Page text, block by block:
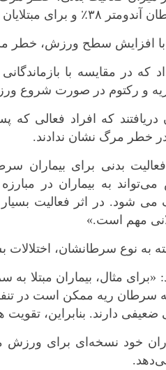
سرطان ریه ۴۴٪ کاهش می‌دهد.
با افزایش سطح ورزش، خطر
که در مقایسه با
در صورت شروع ورزش، ۴۲٪ و ۴۹٪ خطر مرگ کمتری
دریافتند که افراد فعالی
خطر مرگ نشان ندادند.
بدنی برای بیماران
به بیماران در
شود. در اثر فعالیت بسیار
مهم است.»
به نوع سرطانشان، اختلالات
«برای مثال، بیماران
به سرطان ریه ممکن است در
ضعیفی دارند. بنابراین،
خود نسخه‌ای برای ورزش